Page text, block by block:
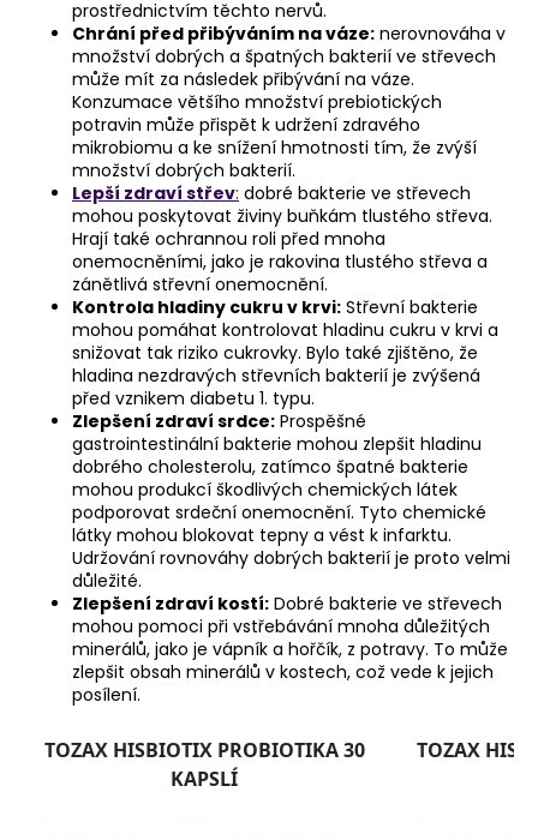
prostřednictvím těchto nervů.
Chrání před přibýváním na váze: nerovnováha v
množství dobrých a špatných bakterií ve střevech
může mít za následek přibývání na váze.
Konzumace většího množství prebiotických
potravin může přispět k udržení zdravého
mikrobiomu a ke snížení hmotnosti tím, že zvýší
množství dobrých bakterií.
Lepší zdraví střev: dobré bakterie ve střevech
mohou poskytovat živiny buňkám tlustého střeva.
Hrají také ochrannou roli před mnoha
onemocněními, jako je rakovina tlustého střeva a
zánětlivá střevní onemocnění.
Kontrola hladiny cukru v krvi: Střevní bakterie
mohou pomáhat kontrolovat hladinu cukru v krvi a
snižovat tak riziko cukrovky. Bylo také zjištěno, že
hladina nezdravých střevních bakterií je zvýšená
před vznikem diabetu 1. typu.
Zlepšení zdraví srdce: Prospěšné
gastrointestinální bakterie mohou zlepšit hladinu
dobrého cholesterolu, zatímco špatné bakterie
mohou produkcí škodlivých chemických látek
podporovat srdeční onemocnění. Tyto chemické
látky mohou blokovat tepny a vést k infarktu.
Udržování rovnováhy dobrých bakterií je proto velmi
důležité.
Zlepšení zdraví kostí: Dobré bakterie ve střevech
mohou pomoci při vstřebávání mnoha důležitých
minerálů, jako je vápník a hořčík, z potravy. To může
zlepšit obsah minerálů v kostech, což vede k jejich
posílení.